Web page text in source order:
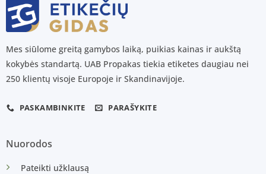
Mes siūlome greitą gamybos laiką, puikias kainas ir aukštą
kokybės standartą. UAB Propakas tiekia etiketes daugiau nei
250 klientų visoje Europoje ir Skandinavijoje.
PASKAMBINKITE PARAŠYKITE
Nuorodos
Pateikti užklausą